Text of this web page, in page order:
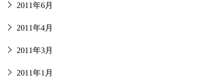
2011年6月
2011年4月
2011年3月
2011年1月